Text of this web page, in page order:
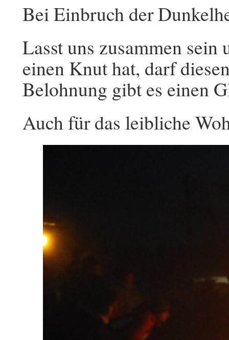
Bei Einbruch der
Lasst uns zusammen sein
einen Knut hat, darf
Belohnung gibt es einen
Auch für das leibliche